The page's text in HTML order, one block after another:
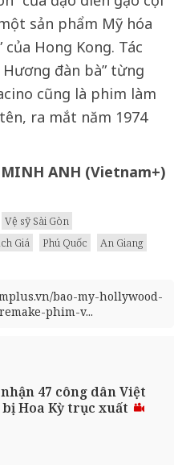
sản phẩm Mỹ hóa
Hong Kong. Tác
đàn bà” từng
cũng là phim làm
ra mắt năm 1974
ANH (Vietnam+)
Vệ sỹ Sài Gòn
Giá Phú Quốc
An Giang
bao-my-hollywood-
phim-v...
47 công dân Việt
Hoa Kỳ trục xuất